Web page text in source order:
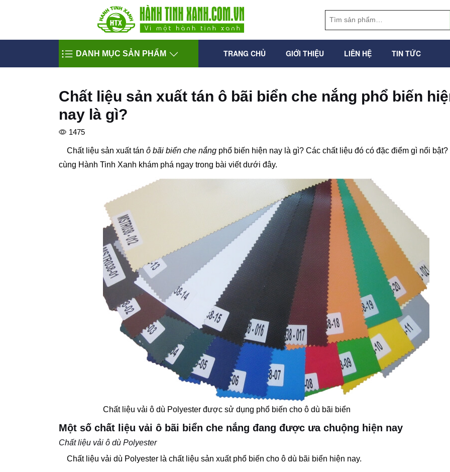
DANH MỤC SẢN PHẨM TRANG CHỦ GIỚI THIỆU LIÊN HỆ TIN TỨC
Chất liệu sản xuất tán ô bãi biển che nắng phổ biến
nay là gì?
1475
Chất liệu sản xuất tán ô bãi biển che nắng phổ biến hiện nay là gì? Các chất liệu đó có đặc điểm gì nổi bật?
cùng Hành Tinh Xanh khám phá ngay trong bài viết dưới đây.
Chất liệu vải ô dù Polyester được sử dụng phổ biến cho ô dù bãi biển
Một số chất liệu vải ô bãi biển che nắng đang được ưa chuộng hiện nay
Chất liệu vải ô dù Polyester
Chất liệu vải dù Polyester là chất liệu sản xuất phổ biến cho ô dù bãi biển hiện nay.